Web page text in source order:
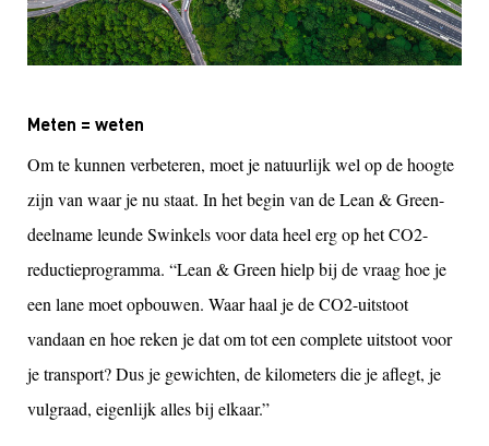
Meten = weten
Om te kunnen verbeteren, moet je natuurlijk wel op de hoogte
zijn van waar je nu staat. In het begin van de Lean & Green-
deelname leunde Swinkels voor data heel erg op het CO2-
reductieprogramma. “Lean & Green hielp bij de vraag hoe je
een lane moet opbouwen. Waar haal je de CO2-uitstoot
vandaan en hoe reken je dat om tot een complete uitstoot voor
je transport? Dus je gewichten, de kilometers die je aflegt, je
vulgraad, eigenlijk alles bij elkaar.”